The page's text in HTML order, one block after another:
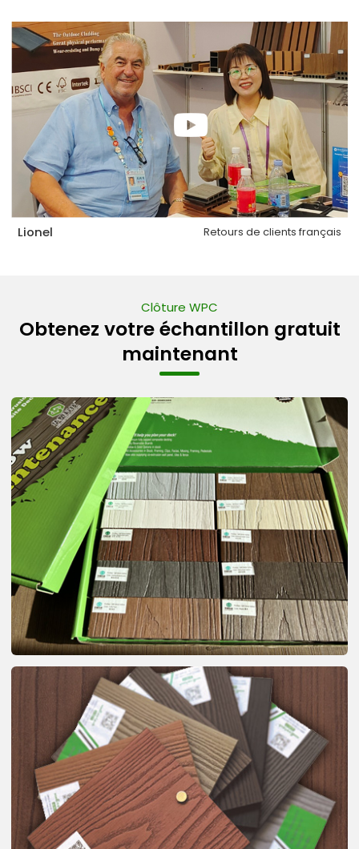
Lionel Retours de clients français
Clôture WPC
Obtenez votre échantillon gratuit
maintenant